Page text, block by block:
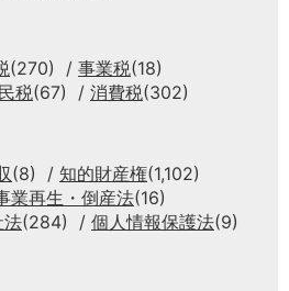
(270) 事業税(18)
税(67) 消費税(302)
(8) 知的財産権(1,102)
業再生・倒産法(16)
法(284) 個人情報保護法(9)